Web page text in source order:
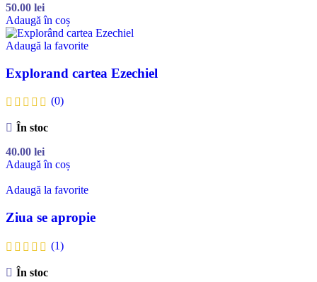
50.00 lei
Adaugă în coș
Adaugă la favorite
Explorand cartea Ezechiel
(0)
În stoc
40.00 lei
Adaugă în coș
Adaugă la favorite
Ziua se apropie
(1)
În stoc